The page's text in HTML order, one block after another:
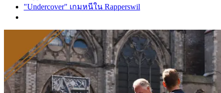
"Undercover" เกมหนีใน Rapperswil